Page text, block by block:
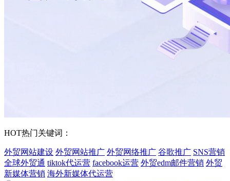
HOT热门关键词：
外贸网站建设 外贸网站推广 外贸网络推广 谷歌推广 SNS营销
全球外贸通 tiktok代运营 facebook运营 外贸edm邮件营销 外贸
新媒体营销 海外新媒体代运营